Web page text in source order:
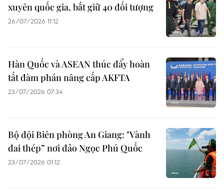
xuyên quốc gia, bắt giữ 40 đối tượng
26/07/2026 11:12
Hàn Quốc và ASEAN thúc đẩy hoàn
tất đàm phán nâng cấp AKFTA
23/07/2026 07:34
Bộ đội Biên phòng An Giang: "Vành
đai thép” nơi đảo Ngọc Phú Quốc
23/07/2026 01:12